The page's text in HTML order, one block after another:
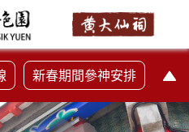
新春期間參神安排